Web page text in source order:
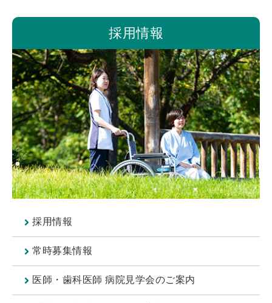
採用情報
採用情報
常時募集情報
医師・歯科医師 病院見学会のご案内